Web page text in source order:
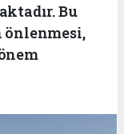
Bu
önlenmesi,